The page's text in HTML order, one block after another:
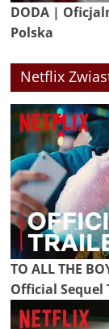
DODA |
Polska
Netflix
TO ALL THE
Official